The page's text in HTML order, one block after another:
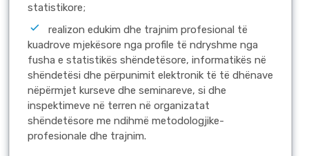
statistikore;
realizon edukim dhe trajnim profesional të
kuadrove mjekësore nga profile të ndryshme nga
fusha e statistikës shëndetësore, informatikës në
shëndetësi dhe përpunimit elektronik të të dhënave
nëpërmjet kurseve dhe seminareve, si dhe
inspektimeve në terren në organizatat
shëndetësore me ndihmë metodologjike-
profesionale dhe trajnim.